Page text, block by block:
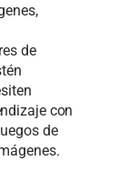
de
con
de